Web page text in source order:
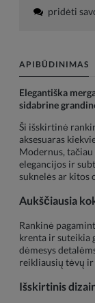
pridėti
APIBŪDINIMAS
Elegantiška
sidabrine
Ši išskirtinė
aksesuaras
Modernus,
elegancijos ir
suknelės ar kitos
Aukščiausia
Rankinė
krenta ir suteikia
dėmesys
reikliausių tėvų ir
Išskirtinis